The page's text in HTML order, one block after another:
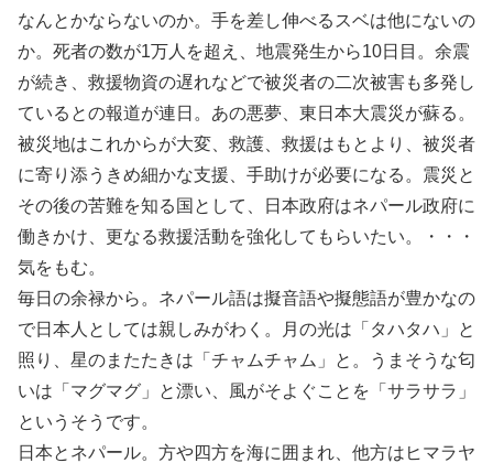
なんとかならないのか。手を差し伸べるスベは他にないの
か。死者の数が1万人を超え、地震発生から10日目。余震
が続き、救援物資の遅れなどで被災者の二次被害も多発し
ているとの報道が連日。あの悪夢、東日本大震災が蘇る。
被災地はこれからが大変、救護、救援はもとより、被災者
に寄り添うきめ細かな支援、手助けが必要になる。震災と
その後の苦難を知る国として、日本政府はネパール政府に
働きかけ、更なる救援活動を強化してもらいたい。・・・
気をもむ。
毎日の余禄から。ネパール語は擬音語や擬態語が豊かなの
で日本人としては親しみがわく。月の光は「タハタハ」と
照り、星のまたたきは「チャムチャム」と。うまそうな匂
いは「マグマグ」と漂い、風がそよぐことを「サラサラ」
というそうです。
日本とネパール。方や四方を海に囲まれ、他方はヒマラヤ